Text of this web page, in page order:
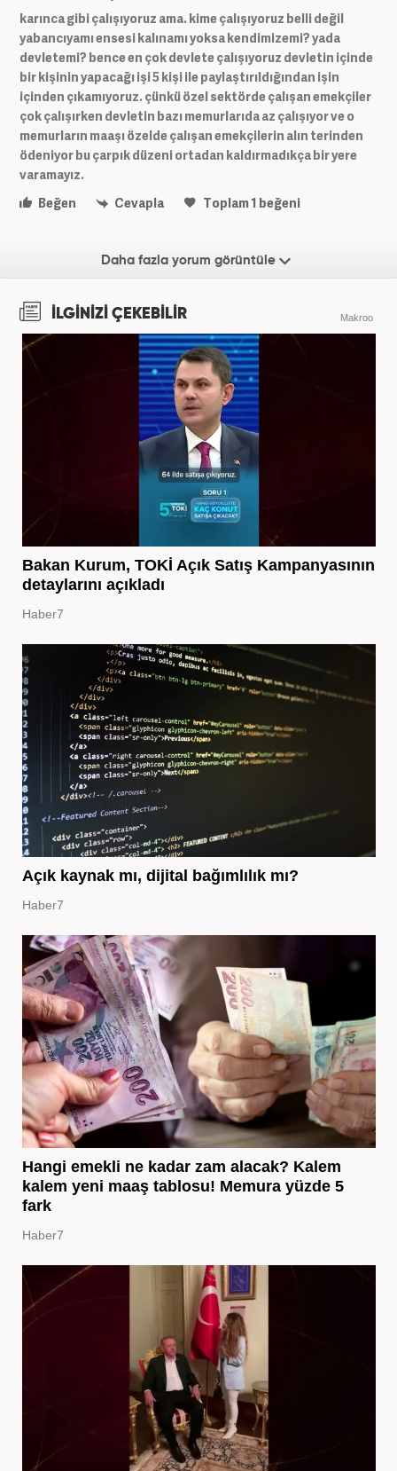
karınca gibi çalışıyoruz ama. kime çalışıyoruz belli değil
yabancıyamı ensesi kalınamı yoksa kendimizemi? yada
devletemi? bence en çok devlete çalışıyoruz devletin içinde
bir kişinin yapacağı işi 5 kişi ile paylaştırıldığından işin
içinden çıkamıyoruz. çünkü özel sektörde çalışan emekçiler
çok çalışırken devletin bazı memurlarıda az çalışıyor ve o
memurların maaşı özelde çalışan emekçilerin alın terinden
ödeniyor bu çarpık düzeni ortadan kaldırmadıkça bir yere
varamayız.
Beğen
Cevapla Toplam1 beğeni
Daha fazla yorum görüntüle
İLGİNİZİ ÇEKEBİLİR Makroo
Bakan Kurum, TOKİ Açık Satış Kampanyasının
detaylarını açıkladı
Haber7
Açık kaynak mı, dijital bağımlılık mı?
Haber7
Hangi emekli ne kadar zam alacak? Kalem
kalem yeni maaş tablosu! Memura yüzde 5
fark
Haber7